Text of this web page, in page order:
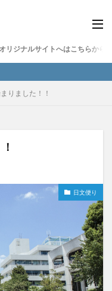
リジナルサイトへはこちらから
りました！！
日文便り